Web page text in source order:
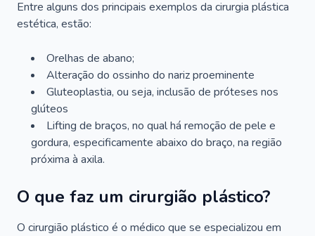
Entre alguns dos principais exemplos da cirurgia plástica
estética, estão:
Orelhas de abano;
Alteração do ossinho do nariz proeminente
Gluteoplastia, ou seja, inclusão de próteses nos
glúteos
Lifting de braços, no qual há remoção de pele e
gordura, especificamente abaixo do braço, na região
próxima à axila.
O que faz um cirurgião plástico?
O cirurgião plástico é o médico que se especializou em